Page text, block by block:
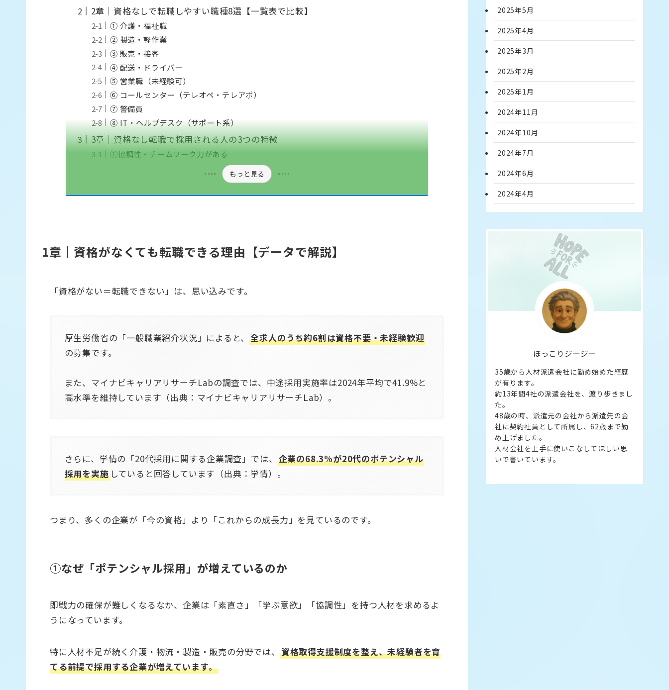
2章｜資格なしで転職しやすい職種8選【一覧表で比較】
① 介護・福祉職
② 製造・軽作業
③ 販売・接客
④ 配送・ドライバー
⑤ 営業職（未経験可）
⑥ コールセンター（テレオペ・テレアポ）
⑦ 警備員
⑧ IT・ヘルプデスク（サポート系）
3章｜資格なし転職で採用される人の3つの特徴
①協調性・チームワーク力がある
もっと見る
1章｜資格がなくても転職できる理由【データで解説】
「資格がない＝転職できない」は、思い込みです。
厚生労働省の「一般職業紹介状況」によると、全求人のうち約6割は資格不要・未経験歓迎
の募集です。
また、マイナビキャリアリサーチLabの調査では、中途採用実施率は2024年平均で41.9%と
高水準を維持しています（出典：マイナビキャリアリサーチLab）。
さらに、学情の「20代採用に関する企業調査」では、 企業の68.3%が20代のポテンシャル
採用を実施していると回答しています（出典：学情）。
つまり、多くの企業が「今の資格」より「これからの成長力」を見ているのです。
①なぜ「ポテンシャル採用」が増えているのか
即戦力の確保が難しくなるなか、企業は「素直さ」「学ぶ意欲」「協調性」を持つ人材を求めるよ
うになっています。
特に人材不足が続く介護・物流・製造・販売の分野では、 資格取得支援制度を整え、未経験者を育
てる前提で採用する企業が増えています。
2025年5月
2025年4月
2025年3月
2025年2月
2025年1月
2024年11月
2024年10月
2024年7月
2024年6月
2024年4月
ほっこりジージー
35歳から人材派遣会社に勤め始めた経歴
が有ります。
約13年間4社の派遣会社を、渡り歩きまし
た。
48歳の時、派遣元の会社から派遣先の会
社に契約社員として所属し、62歳まで勤
め上げました。
人材会社を上手に使いこなしてほしい思
いで書いています。